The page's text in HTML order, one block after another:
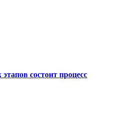
состоит процесс